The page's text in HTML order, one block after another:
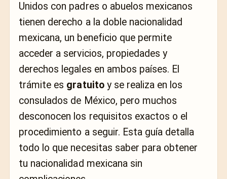
Unidos con padres o abuelos mexicanos
tienen derecho a la doble nacionalidad
mexicana, un beneficio que permite
acceder a servicios, propiedades y
derechos legales en ambos países. El
trámite es gratuitoy se realiza en los
consulados de México, pero muchos
desconocen los requisitos exactos o el
procedimiento a seguir. Esta guía detalla
todo lo que necesitas saber para obtener
tu nacionalidad mexicana sin